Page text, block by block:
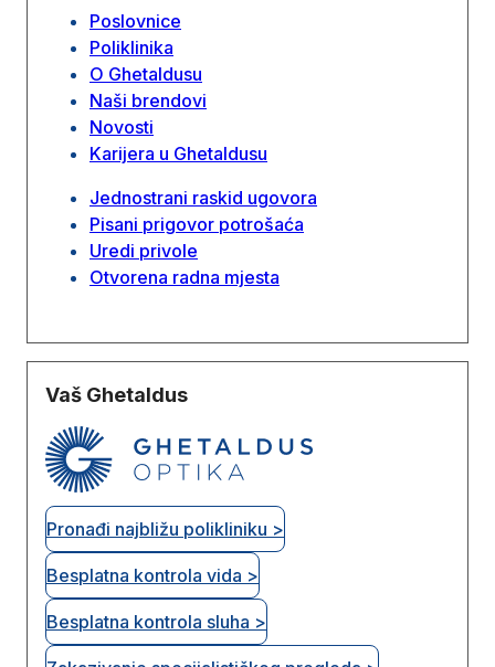
Poslovnice
Poliklinika
O Ghetaldusu
Naši brendovi
Novosti
Karijera u Ghetaldusu
Jednostrani raskid ugovora
Pisani prigovor potrošaća
Uredi privole
Otvorena radna mjesta
Vaš Ghetaldus
Pronađi najbližu polikliniku >
Besplatna kontrola vida >
Besplatna kontrola sluha >